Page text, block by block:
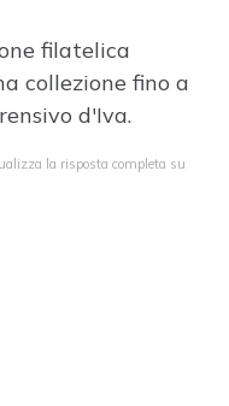
filatelica
collezione fino a
d'Iva.
la risposta completa su